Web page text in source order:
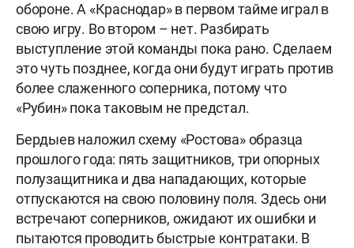
обороне. А «Краснодар» в первом тайме играл в
свою игру. Во втором – нет. Разбирать
выступление этой команды пока рано. Сделаем
это чуть позднее, когда они будут играть против
более слаженного соперника, потому что
«Рубин» пока таковым не предстал.
Бердыев наложил схему «Ростова» образца
прошлого года: пять защитников, три опорных
полузащитника и два нападающих, которые
отпускаются на свою половину поля. Здесь они
встречают соперников, ожидают их ошибки и
пытаются проводить быстрые контратаки. В